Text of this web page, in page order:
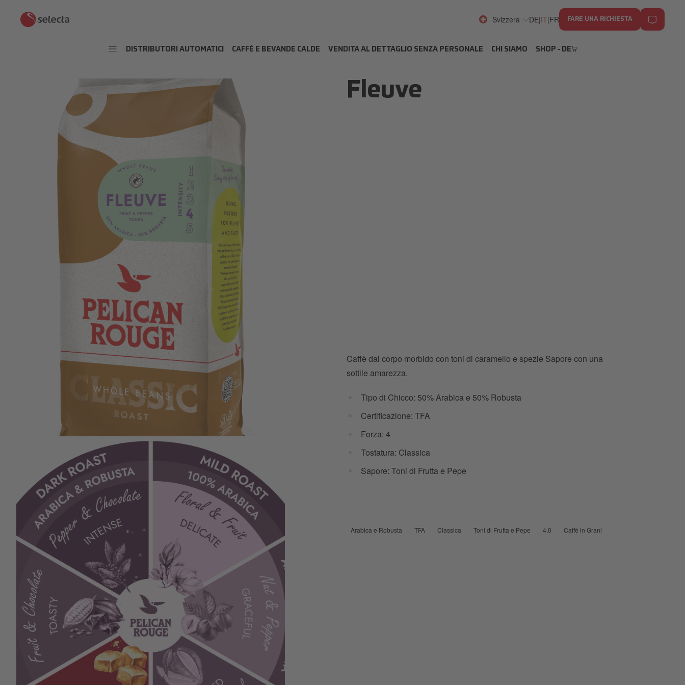
Svizzera DE|IT|FR FARE UNA RICHIESTA
DISTRIBUTORI AUTOMATICI CAFFÈ E BEVANDE CALDE VENDITA AL DETTAGLIO SENZA PERSONALE CHI SIAMO SHOP - DE
Packshot PR Beans Fleuve RFA 333.40.1260.86x Left_LR.png
Fleuve
Caffè dal corpo morbido con toni di caramello e spezie Sapore con una
sottile amarezza.
Tipo di Chicco: 50% Arabica e 50% Robusta
Certificazione: TFA
Forza: 4
Tostatura: Classica
Sapore: Toni di Frutta e Pepe
Arabica e Robusta TFA Classica Toni di Frutta e Pepe 4.0 Caffè in Grani